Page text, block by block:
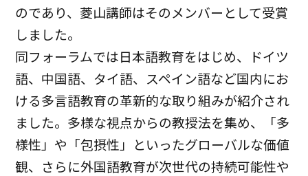
のであり、菱山講師はそのメンバーとして受賞
しました。
同フォーラムでは日本語教育をはじめ、ドイツ
語、中国語、タイ語、スペイン語など国内にお
ける多言語教育の革新的な取り組みが紹介され
ました。多様な視点からの教授法を集め、「多
様性」や「包摂性」といったグローバルな価値
観、さらに外国語教育が次世代の持続可能性や